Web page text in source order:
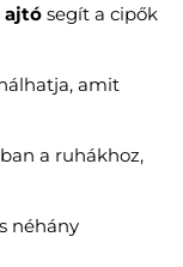
ajtó segít a cipők
amit
a ruhákhoz,
néhány